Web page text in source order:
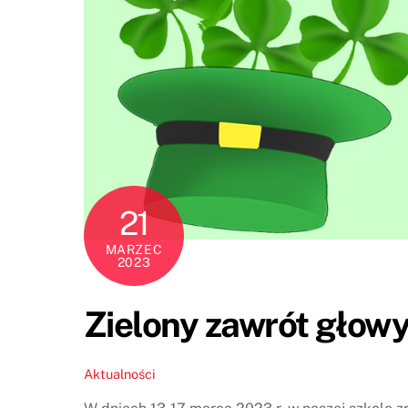
21
MARZEC
2023
Zielony zawrót
Aktualności